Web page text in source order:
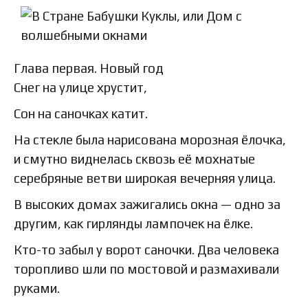
Глава первая. Новый год
Снег на улице хрустит,
Сон на саночках катит.
На стекле была нарисована морозная ёлочка,
и смутно виднелась сквозь её мохнатые
серебряные ветви широкая вечерняя улица.
В высоких домах зажигались окна — одно за
другим, как гирлянды лампочек на ёлке.
Кто-то забыл у ворот саночки. Два человека
торопливо шли по мостовой и размахивали
руками.